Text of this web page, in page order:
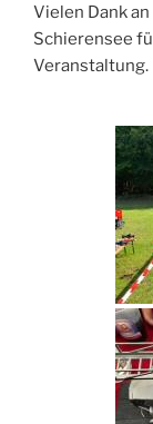
Vielen Dank
Schierensee
Veranstaltung.